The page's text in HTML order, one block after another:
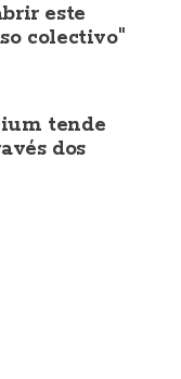
este
colectivo"
tende
dos